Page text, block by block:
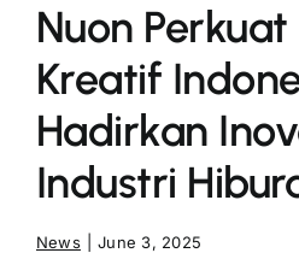
Nuon
Kreatif
Hadirkan
Industri
News June 3, 2025